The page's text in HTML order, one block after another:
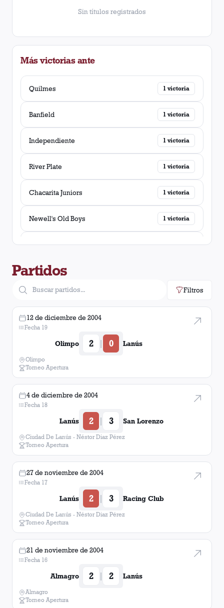
Sin títulos registrados
Más victorias ante
Quilmes 1 victoria
Banfield 1 victoria
Independiente 1 victoria
River Plate 1 victoria
Chacarita Juniors 1 victoria
Newell's Old Boys 1 victoria
Rosario Central 1 victoria
Colon (Santa Fé)
Huracán (Tres Arroyos)
Partidos
Filtros
12 de diciembre de 2004
Fecha 19
Olimpo 2 | 0 Lanús
Olimpo
Torneo Apertura
4 de diciembre de 2004
Fecha 18
Lanús 2 | 3 San Lorenzo
Ciudad De Lanús - Néstor Diaz Pérez
Torneo Apertura
27 de noviembre de 2004
Fecha 17
Lanús 2 | 3 Racing Club
Ciudad De Lanús - Néstor Diaz Pérez
Torneo Apertura
21 de noviembre de 2004
Fecha 16
Almagro 2 | 2 Lanús
Almagro
Torneo Apertura